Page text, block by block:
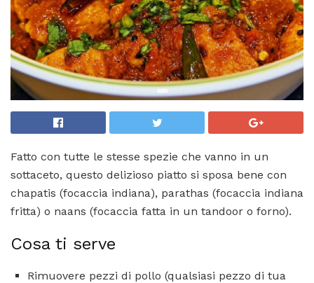
Fatto con tutte le stesse spezie che vanno in un
sottaceto, questo delizioso piatto si sposa bene con
chapatis (focaccia indiana), parathas (focaccia indiana
fritta) o naans (focaccia fatta in un tandoor o forno).
Cosa ti serve
Rimuovere pezzi di pollo (qualsiasi pezzo di tua